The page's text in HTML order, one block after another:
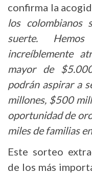
confirma la
los
suerte.
increíblemente
mayor de
podrán aspirar a
millones, $500
oportunidad de
miles de familias
Este sorteo
de los más